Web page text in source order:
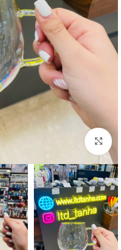
برای بزرگنمایی کلیک کنید